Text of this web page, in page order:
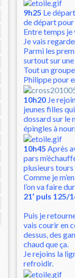
9h25 Le
de départ pour
Entre temps je
Je vais
Parmi les
surtout sur
Tout un
Philippe pour
10h20 Je
jeunes filles
dossard sur le
épingles à
10h45 Après
pars
plusieurs
Comme je
l’on va faire
21’ puls 125/
Puis je
vais courir en
dessus, des
chaud que ça.
Je rejoins la
refroidir.